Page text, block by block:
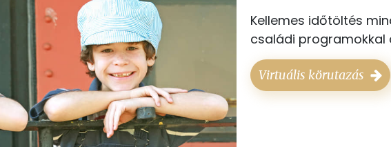
Kellemes időtöltés
családi programokkal
Virtuális körutazás